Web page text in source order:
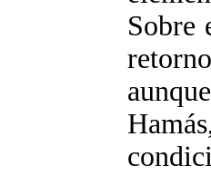
Sobre